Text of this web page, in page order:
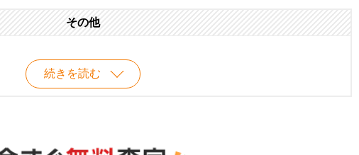
ブライス スケートデート/ネオブライス アジアンバタフライ/ネオ
/ネオブライス ボヘミアンビート/ネオブライス CWC限定 ミスア
その他
続きを読む